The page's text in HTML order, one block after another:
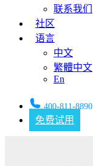
联系我们
社区
语言
中文
繁體中文
En
400-811-8890
免费试用